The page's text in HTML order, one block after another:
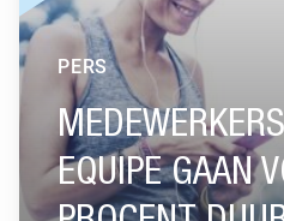
EQUIPE GAAN
PERS